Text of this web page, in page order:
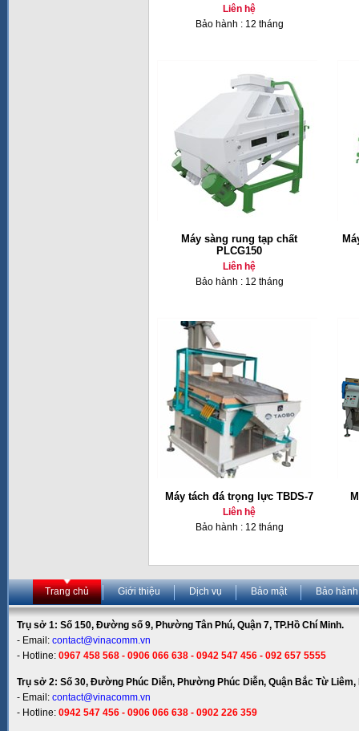
Liên hệ
Bảo hành : 12 tháng
Máy sàng rung tạp chất
PLCG150
Liên hệ
Bảo hành : 12 tháng
Máy tách đá trọng lực TBDS-7
Liên hệ
Bảo hành : 12 tháng
Trang chủ Giới thiệu Dịch vụ Bảo mật Bảo hành
Trụ sở 1: Số 150, Đường số 9, Phường Tân Phú, Quận 7, TP.Hồ Chí Minh.
- Email: contact@vinacomm.vn
- Hotline: 0967 458 568 - 0906 066 638 - 0942 547 456 - 092 657 5555
Trụ sở 2: Số 30, Đường Phúc Diễn, Phường Phúc Diễn, Quận Bắc Từ Liêm,
- Email: contact@vinacomm.vn
- Hotline: 0942 547 456 - 0906 066 638 - 0902 226 359